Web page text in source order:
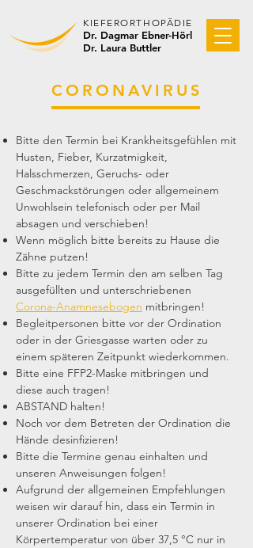
KIEFERORTHOPÄDIE
Dr. Dagmar Ebner-Hörl
Dr. Laura Buttler
CORONAVIRUS
Bitte den Termin bei Krankheitsgefühlen mit
Husten, Fieber, Kurzatmigkeit,
Halsschmerzen, Geruchs- oder
Geschmackstörungen oder allgemeinem
Unwohlsein telefonisch oder per Mail
absagen und verschieben!
Wenn möglich bitte bereits zu Hause die
Zähne putzen!
Bitte zu jedem Termin den am selben Tag
ausgefüllten und unterschriebenen
Corona-Anamnesebogen mitbringen!
Begleitpersonen bitte vor der Ordination
oder in der Griesgasse warten oder zu
einem späteren Zeitpunkt wiederkommen.
Bitte eine FFP2-Maske mitbringen und
diese auch tragen!
ABSTAND halten!
Noch vor dem Betreten der Ordination die
Hände desinfizieren!
Bitte die Termine genau einhalten und
unseren Anweisungen folgen!
Aufgrund der allgemeinen Empfehlungen
weisen wir darauf hin, dass ein Termin in
unserer Ordination bei einer
Körpertemperatur von über 37,5 °C nur in